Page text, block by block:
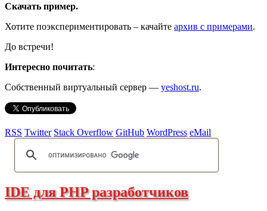
Скачать пример.
Хотите поэкспериментировать – качайте архив с примерами.
До встречи!
Интересно почитать:
Собственный виртуальный сервер — yeshost.ru.
RSS Twitter Stack Overflow GitHub WordPress eMail
IDE для PHP разработчиков